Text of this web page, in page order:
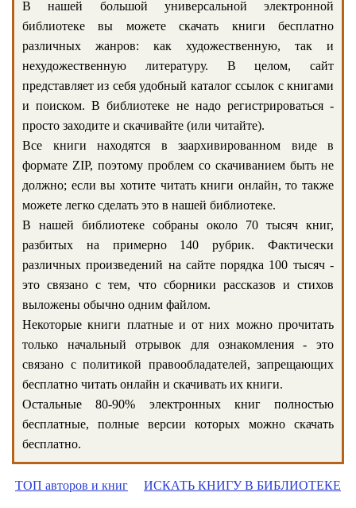
В нашей большой универсальной электронной
библиотеке вы можете скачать книги бесплатно
различных жанров: как художественную, так и
нехудожественную литературу. В целом, сайт
представляет из себя удобный каталог ссылок с книгами
и поиском. В библиотеке не надо регистрироваться -
просто заходите и скачивайте (или читайте).
Все книги находятся в заархивированном виде в
формате ZIP, поэтому проблем со скачиванием быть не
должно; если вы хотите читать книги онлайн, то также
можете легко сделать это в нашей библиотеке.
В нашей библиотеке собраны около 70 тысяч книг,
разбитых на примерно 140 рубрик. Фактически
различных произведений на сайте порядка 100 тысяч -
это связано с тем, что сборники рассказов и стихов
выложены обычно одним файлом.
Некоторые книги платные и от них можно прочитать
только начальный отрывок для ознакомления - это
связано с политикой правообладателей, запрещающих
бесплатно читать онлайн и скачивать их книги.
Остальные 80-90% электронных книг полностью
бесплатные, полные версии которых можно скачать
бесплатно.
ТОП авторов и книг ИСКАТЬ КНИГУ В БИБЛИОТЕКЕ